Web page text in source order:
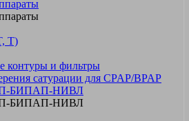
T)
контуры и фильтры
сатурации для CPAP/BPAP
БИПАП-НИВЛ
БИПАП-НИВЛ